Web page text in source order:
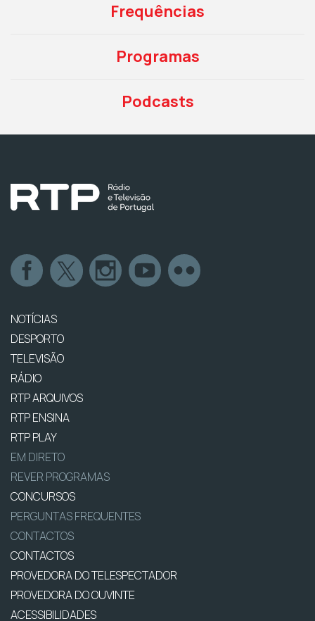
Frequências
Programas
Podcasts
NOTÍCIAS
DESPORTO
TELEVISÃO
RÁDIO
RTP ARQUIVOS
RTP ENSINA
RTP PLAY
EM DIRETO
REVER PROGRAMAS
CONCURSOS
PERGUNTAS FREQUENTES
CONTACTOS
CONTACTOS
PROVEDORA DO TELESPECTADOR
PROVEDORA DO OUVINTE
ACESSIBILIDADES